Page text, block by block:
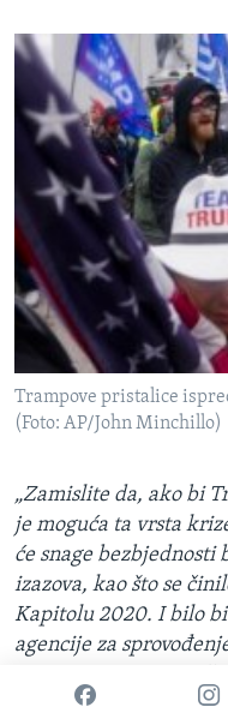
Trampove pristalice
(Foto: AP/John Minchillo)
„Zamislite da, ako bi
je moguća ta vrsta
će snage
izazova, kao što se
Kapitolu 2020. I bilo
agencije za
mislim da je za nadati